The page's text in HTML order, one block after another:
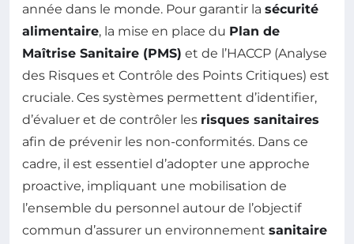
année dans le monde. Pour garantir la sécurité
alimentaire, la mise en place du Plan de
Maîtrise Sanitaire (PMS) et de l’HACCP (Analyse
des Risques et Contrôle des Points Critiques) est
cruciale. Ces systèmes permettent d’identifier,
d’évaluer et de contrôler les risques sanitaires
afin de prévenir les non-conformités. Dans ce
cadre, il est essentiel d’adopter une approche
proactive, impliquant une mobilisation de
l’ensemble du personnel autour de l’objectif
commun d’assurer un environnement sanitaire